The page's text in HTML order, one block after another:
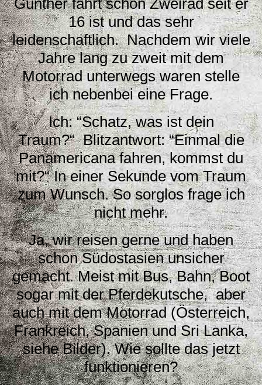
Günther fährt schon Zweirad seit er
16 ist und das sehr
leidenschaftlich. Nachdem wir viele
Jahre lang zu zweit mit dem
Motorrad unterwegs waren stelle
ich nebenbei eine Frage.
Ich: “Schatz, was ist dein
Traum?“ Blitzantwort: “Einmal die
Panamericana fahren, kommst du
mit?“ In einer Sekunde vom Traum
zum Wunsch. So sorglos frage ich
nicht mehr.
Ja, wir reisen gerne und haben
schon Südostasien unsicher
gemacht. Meist mit Bus, Bahn, Boot
sogar mit der Pferdekutsche, aber
auch mit dem Motorrad (Österreich,
Frankreich, Spanien und Sri Lanka,
siehe Bilder). Wie sollte das jetzt
funktionieren?